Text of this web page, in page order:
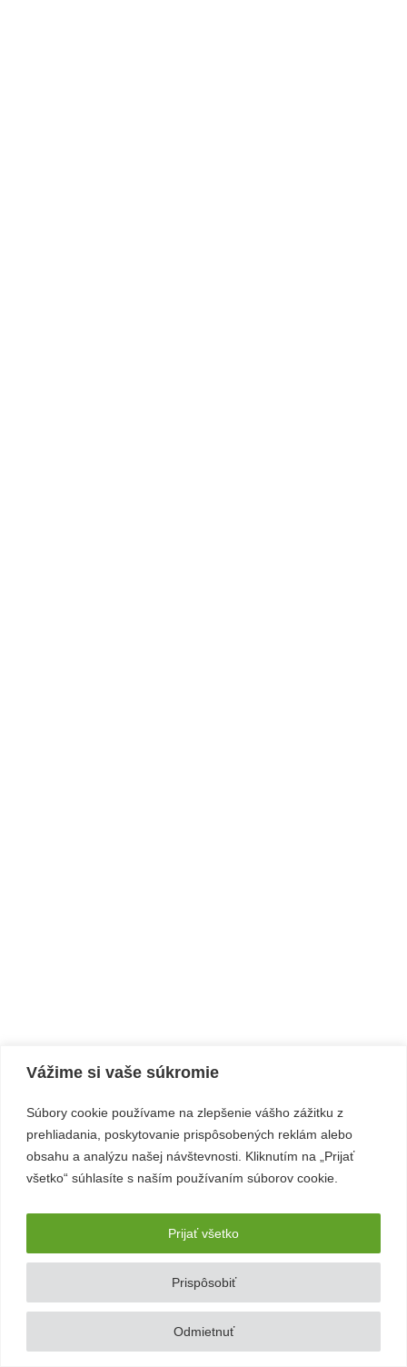
Vážime si vaše súkromie
Súbory cookie používame na zlepšenie vášho zážitku z
prehliadania, poskytovanie prispôsobených reklám alebo
obsahu a analýzu našej návštevnosti. Kliknutím na „Prijať
všetko“ súhlasíte s naším používaním súborov cookie.
Prispôsobiť
Odmietnuť
Prijať všetko